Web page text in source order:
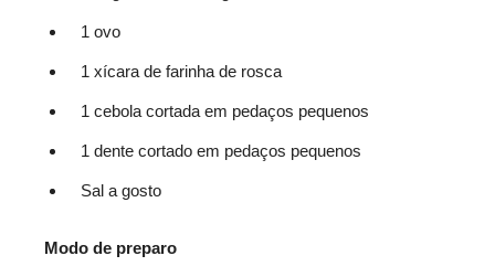
1 ovo
1 xícara de farinha de rosca
1 cebola cortada em pedaços pequenos
1 dente cortado em pedaços pequenos
Sal a gosto
Modo de preparo